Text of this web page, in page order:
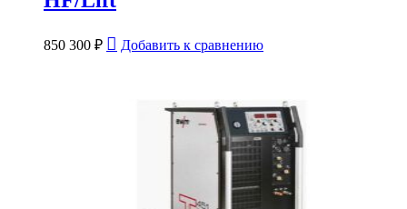
850 300 ₽ Добавить к сравнению